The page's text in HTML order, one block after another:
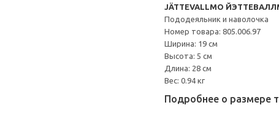
JÄTTEVALLMO
Пододеяльник и наволочка
Номер товара: 805.006.97
Ширина: 19 см
Высота: 5 см
Длина: 28 см
Вес: 0.94 кг
Подробнее о размере